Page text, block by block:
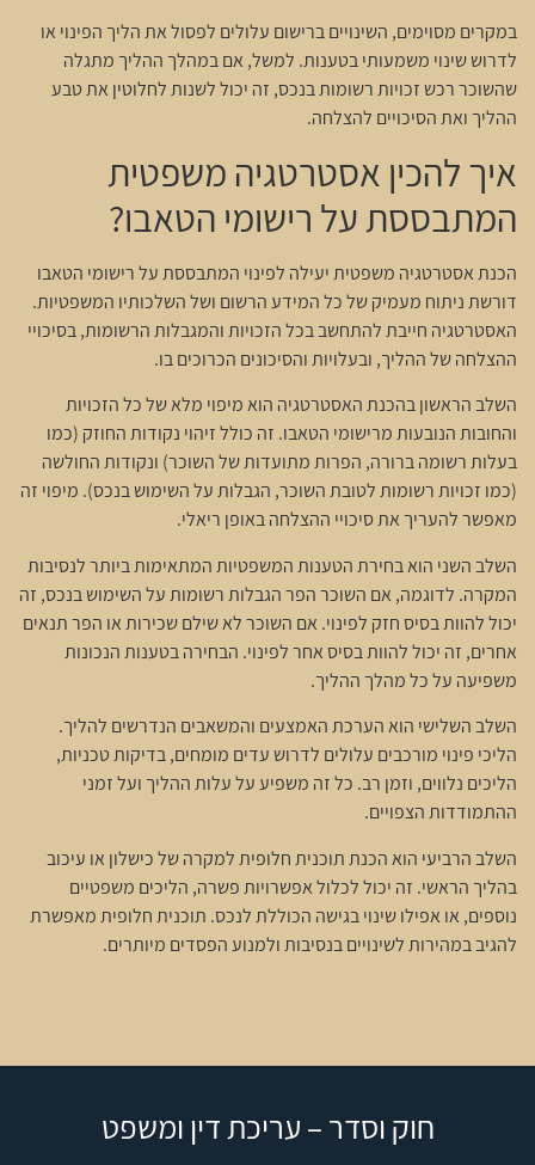
במקרים מסוימים, השינויים ברישום עלולים לפסול את הליך הפינוי או
לדרוש שינוי משמעותי בטענות. למשל, אם במהלך ההליך מתגלה
שהשוכר רכש זכויות רשומות בנכס, זה יכול לשנות לחלוטין את טבע
ההליך ואת הסיכויים להצלחה.
איך להכין אסטרטגיה משפטית
המתבססת על רישומי הטאבו?
הכנת אסטרטגיה משפטית יעילה לפינוי המתבססת על רישומי הטאבו
דורשת ניתוח מעמיק של כל המידע הרשום ושל השלכותיו המשפטיות.
האסטרטגיה חייבת להתחשב בכל הזכויות והמגבלות הרשומות, בסיכויי
ההצלחה של ההליך, ובעלויות והסיכונים הכרוכים בו.
השלב הראשון בהכנת האסטרטגיה הוא מיפוי מלא של כל הזכויות
והחובות הנובעות מרישומי הטאבו. זה כולל זיהוי נקודות החוזק (כמו
בעלות רשומה ברורה, הפרות מתועדות של השוכר) ונקודות החולשה
(כמו זכויות רשומות לטובת השוכר, הגבלות על השימוש בנכס). מיפוי זה
מאפשר להעריך את סיכויי ההצלחה באופן ריאלי.
השלב השני הוא בחירת הטענות המשפטיות המתאימות ביותר לנסיבות
המקרה. לדוגמה, אם השוכר הפר הגבלות רשומות על השימוש בנכס, זה
יכול להוות בסיס חזק לפינוי. אם השוכר לא שילם שכירות או הפר תנאים
אחרים, זה יכול להוות בסיס אחר לפינוי. הבחירה בטענות הנכונות
משפיעה על כל מהלך ההליך.
השלב השלישי הוא הערכת האמצעים והמשאבים הנדרשים להליך.
הליכי פינוי מורכבים עלולים לדרוש עדים מומחים, בדיקות טכניות,
הליכים נלווים, וזמן רב. כל זה משפיע על עלות ההליך ועל זמני
ההתמודדות הצפויים.
השלב הרביעי הוא הכנת תוכנית חלופית למקרה של כישלון או עיכוב
בהליך הראשי. זה יכול לכלול אפשרויות פשרה, הליכים משפטיים
נוספים, או אפילו שינוי בגישה הכוללת לנכס. תוכנית חלופית מאפשרת
להגיב במהירות לשינויים בנסיבות ולמנוע הפסדים מיותרים.
חוק וסדר – עריכת דין ומשפט